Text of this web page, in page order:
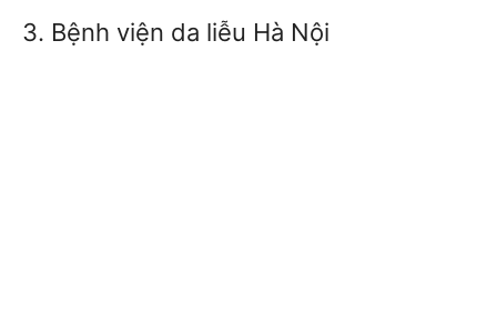
3. Bệnh viện da liễu Hà Nội